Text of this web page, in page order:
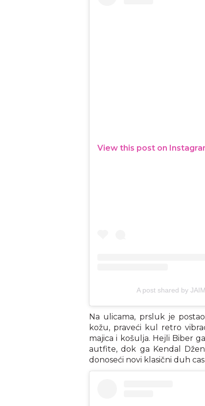
View this post on
A post shared by
Na ulicama, prsluk je
kožu, praveći kul retro
majica i košulja. Hejli Biber
autfite, dok ga Kendal
donoseći novi klasični duh